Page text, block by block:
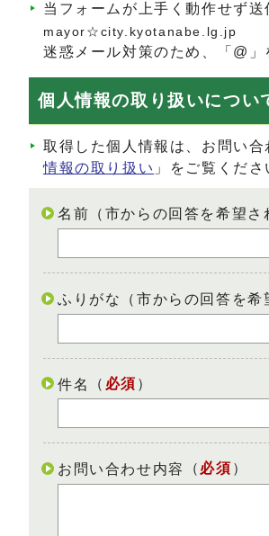
当フォームが上手く動作せず
mayor☆city.kyotanabe.lg.jp
迷惑メール対策のため、「@
個人情報の取り扱いについ
取得した個人情報は、お問い
情報の取り扱い 」をご覧くださ
名前（市からの回答を希望さ
ふりがな（市からの回答を希
件名 （ 必須 ）
お問い合わせ内容 （ 必須 ）